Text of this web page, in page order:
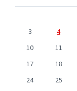
3
4
10
11
17
18
24
25